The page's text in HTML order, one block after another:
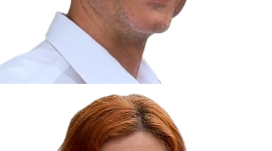
Vďaka cookies vám môžeme ponúkať služby podľa toho, čo
naozaj hľadáte a chcete nájsť.
Kedykoľvek sa môžete slobodne rozhodnúť, ktoré typy
používania cookies chcete umožniť.
Zákon uvádza, že môžeme ukladať cookies na vašom
zariadení, pokiaľ sú nevyhnutne nutné pre prevádzku tejto
Cookies, ktoré používame
Technické a nevyhnutné cookies